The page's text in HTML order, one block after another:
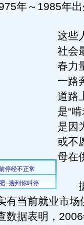
年～1985年
这些
社会
春力
一路
道路
是“
是因
或不
母在
据
有当前就业市
数据表明，